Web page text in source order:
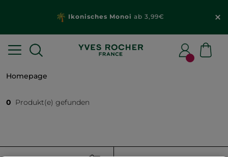
Ikonisches Monoi ab 3,99€
Homepage
0 Produkt(e) gefunden